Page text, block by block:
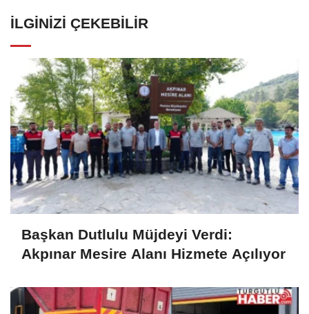
İLGINIZI ÇEKEBILIR
Başkan Dutlulu Müjdeyi Verdi:
Akpınar Mesire Alanı Hizmete Açılıyor